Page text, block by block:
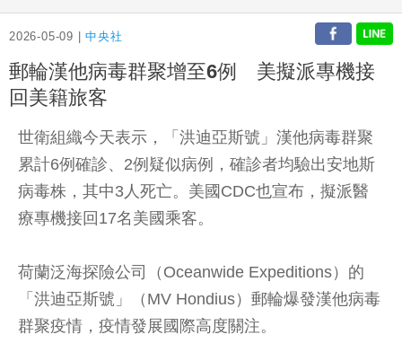
2026-05-09 |中央社
郵輪漢他病毒群聚增至6例 美擬派專機接
回美籍旅客
世衛組織今天表示，「洪迪亞斯號」漢他病毒群聚
累計6例確診、2例疑似病例，確診者均驗出安地斯
病毒株，其中3人死亡。美國CDC也宣布，擬派醫
療專機接回17名美國乘客。
荷蘭泛海探險公司（Oceanwide Expeditions）的
「洪迪亞斯號」（MV Hondius）郵輪爆發漢他病毒
群聚疫情，疫情發展國際高度關注。